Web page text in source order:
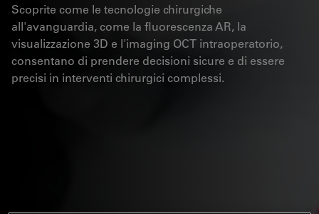
Scoprite come le tecnologie chirurgiche
all'avanguardia, come la fluorescenza AR, la
visualizzazione 3D e l'imaging OCT intraoperatorio,
consentano di prendere decisioni sicure e di essere
precisi in interventi chirurgici complessi.